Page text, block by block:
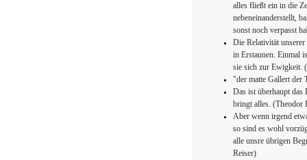
alles fließt ein in die
nebeneinanderstellt,
sonst noch verpasst
Die Relativität
in Erstaunen. Einmal
sie sich zur Ewigkeit.
"der matte Gallert der
Das ist überhaupt das
bringt alles. (Theodor
Aber wenn irgend
so sind es wohl
alle unsre übrigen
Reiser)